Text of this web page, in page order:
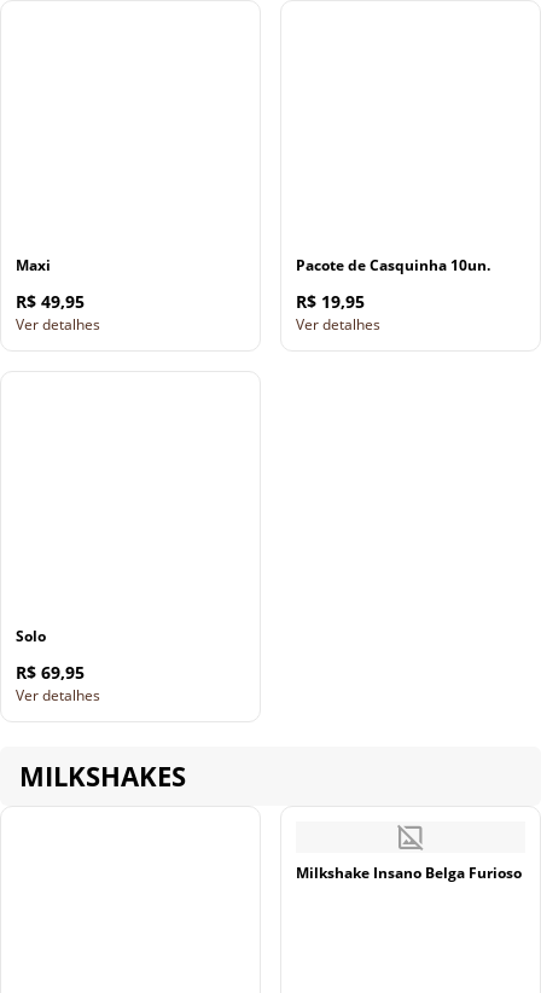
Maxi
R$ 49,95
Ver detalhes
Pacote de Casquinha 10un.
R$ 19,95
Ver detalhes
Solo
R$ 69,95
Ver detalhes
MILKSHAKES
Milkshake Insano Belga Furioso